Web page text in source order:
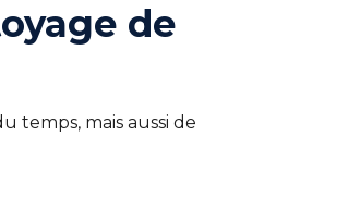
de
temps, mais aussi de